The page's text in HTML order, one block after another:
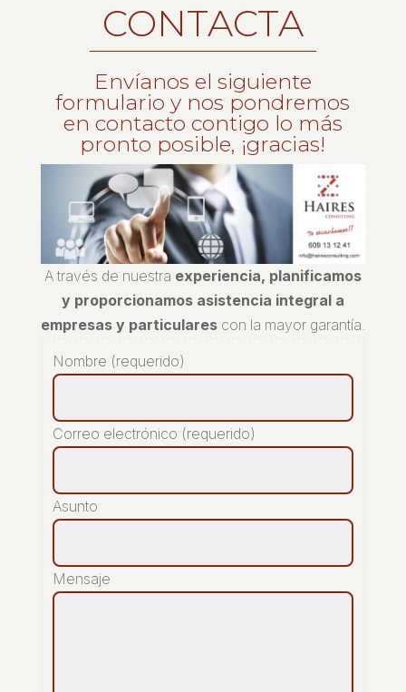
CONTACTA
Envíanos el siguiente
formulario y nos pondremos
en contacto contigo lo más
pronto posible, ¡gracias!
A través de nuestra experiencia, planificamos
y proporcionamos asistencia integral a
empresas y particularescon la mayor garantía.
Nombre (requerido)
Correo electrónico (requerido)
Asunto
Mensaje